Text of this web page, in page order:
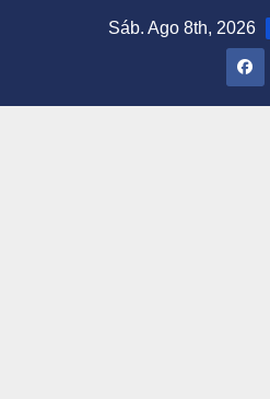
Sáb. Ago 8th, 2026